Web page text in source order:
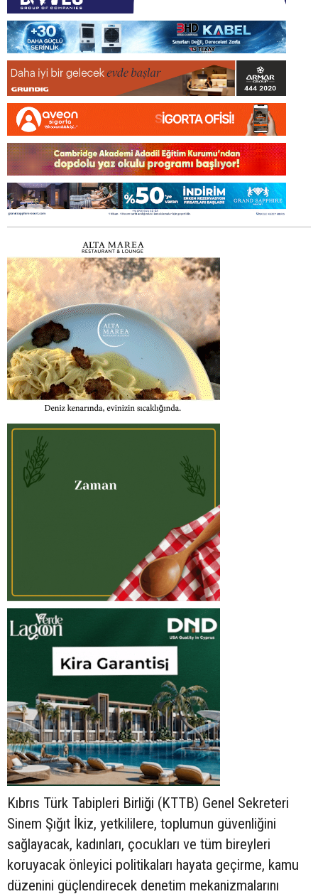
Kıbrıs Türk Tabipleri Birliği (KTTB) Genel Sekreteri
Sinem Şığıt İkiz, yetkililere, toplumun güvenliğini
sağlayacak, kadınları, çocukları ve tüm bireyleri
koruyacak önleyici politikaları hayata geçirme, kamu
düzenini güçlendirecek denetim mekanizmalarını